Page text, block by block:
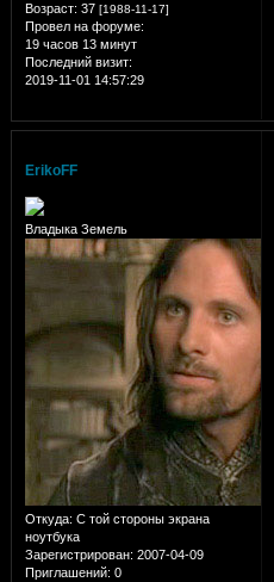
Возраст: 37 [1988-11-17]
Провел на форуме:
19 часов 13 минут
Последний визит:
2019-11-01 14:57:29
ErikoFF
Владыка Земель
Откуда: С той стороны экрана
ноутбука
Зарегистрирован: 2007-04-09
Приглашений: 0